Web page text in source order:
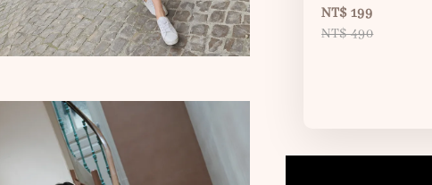
NT$ 199
NT$ 490